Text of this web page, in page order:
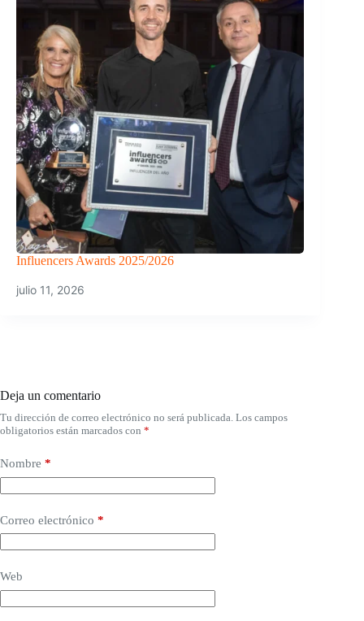
Influencers Awards 2025/2026
julio 11, 2026
Deja un comentario
Tu dirección de correo electrónico no será publicada. Los campos
obligatorios están marcados con *
Nombre *
Correo electrónico *
Web